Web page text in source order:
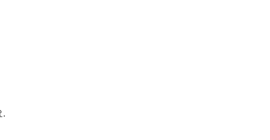
.